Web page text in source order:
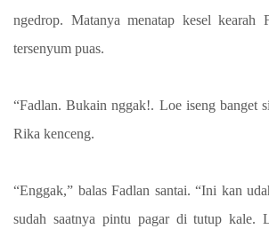
ngedrop. Matanya menatap kesel kearah
tersenyum puas.
“Fadlan. Bukain nggak!. Loe iseng banget
Rika kenceng.
“Enggak,” balas Fadlan santai. “Ini kan
sudah saatnya pintu pagar di tutup kale.